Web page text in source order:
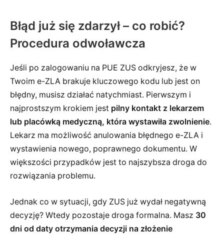
Błąd już się zdarzył – co robić?
Procedura odwoławcza
Jeśli po zalogowaniu na PUE ZUS odkryjesz, że w
Twoim e-ZLA brakuje kluczowego kodu lub jest on
błędny, musisz działać natychmiast. Pierwszym i
najprostszym krokiem jest pilny kontakt z lekarzem
lub placówką medyczną, która wystawiła zwolnienie.
Lekarz ma możliwość anulowania błędnego e-ZLA i
wystawienia nowego, poprawnego dokumentu. W
większości przypadków jest to najszybsza droga do
rozwiązania problemu.
Jednak co w sytuacji, gdy ZUS już wydał negatywną
decyzję? Wtedy pozostaje droga formalna. Masz 30
dni od daty otrzymania decyzji na złożenie